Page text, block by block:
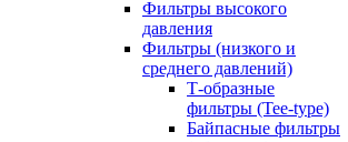
Фильтры высокого
давления
Фильтры (низкого и
среднего давлений)
Т-образные
фильтры (Tee-type)
Байпасные фильтры